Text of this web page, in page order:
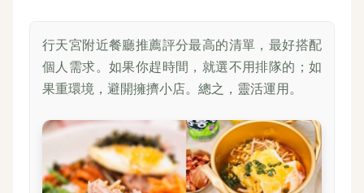
行天宮附近餐廳推薦評分最高的清單，最好搭配
個人需求。如果你趕時間，就選不用排隊的；如
果重環境，避開擁擠小店。總之，靈活運用。